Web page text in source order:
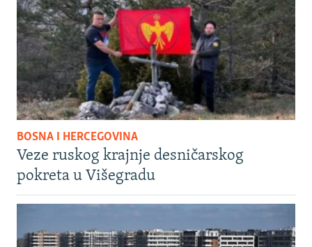
BOSNA I HERCEGOVINA
Veze ruskog krajnje desničarskog
pokreta u Višegradu